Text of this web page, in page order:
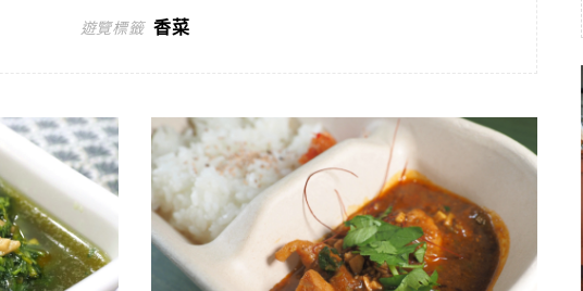
遊覽標籤 香菜